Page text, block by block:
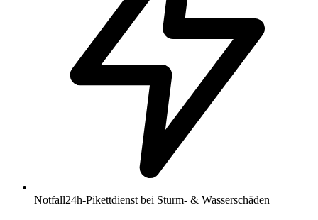
Notfall24h-Pikettdienst bei Sturm- & Wasserschäden